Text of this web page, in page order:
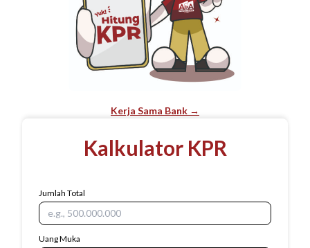
Kerja Sama Bank →
Kalkulator KPR
Jumlah Total
Uang Muka